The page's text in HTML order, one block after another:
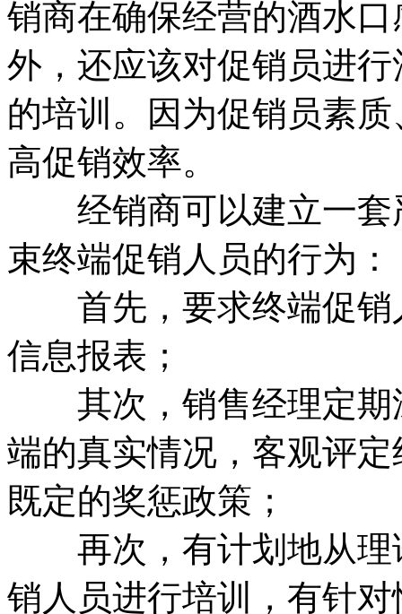
销商在确保经营的酒水
外，还应该对促销员进
的培训。因为促销员素
高促销效率。
经销商可以建立一套
束终端促销人员的行为：
首先，要求终端促销
信息报表；
其次，销售经理定期
端的真实情况，客观评
既定的奖惩政策；
再次，有计划地从理
销人员进行培训，有针